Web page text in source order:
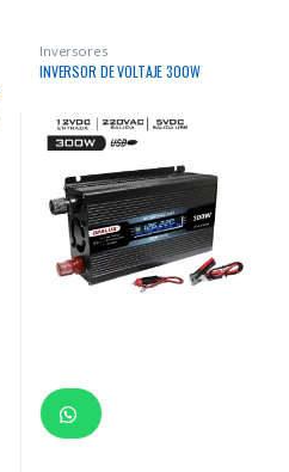
Inversores
INVERSOR DE VOLTAJE 300W